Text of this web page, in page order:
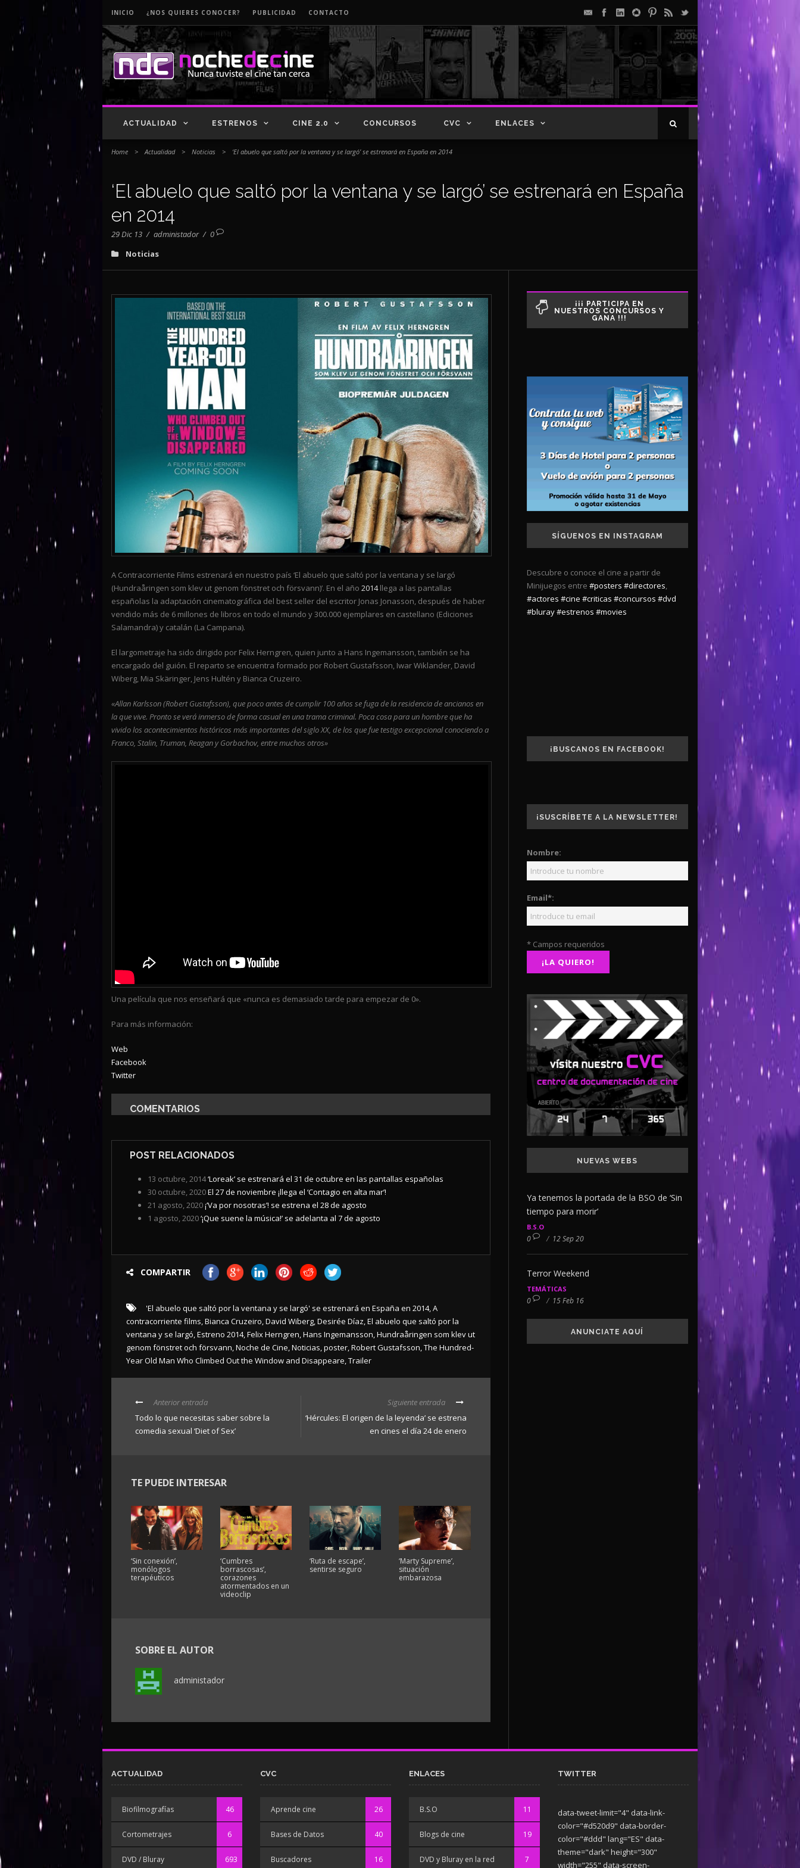
INICIO ¿NOS QUIERES CONOCER? PUBLICIDAD CONTACTO
ACTUALIDAD ESTRENOS CINE 2.0 CONCURSOS CVC ENLACES
Home > Actualidad > Noticias > ‘El abuelo que saltó por la ventana y se largó’ se estrenará en España en 2014
‘El abuelo que saltó por la ventana y se largó’ se estrenará en España
en 2014
29 Dic 13 / administador / 0
Noticias
A Contracorriente Films estrenará en nuestro país ‘El abuelo que saltó por la ventana y se largó
(Hundraåringen som klev ut genom fönstret och försvann)’. En el año 2014llega a las pantallas
españolas la adaptación cinematográfica del best seller del escritor Jonas Jonasson, después de haber
vendido más de 6 millones de libros en todo el mundo y 300.000 ejemplares en castellano (Ediciones
Salamandra) y catalán (La Campana).
El largometraje ha sido dirigido por Felix Herngren, quien junto a Hans Ingemansson, también se ha
encargado del guión. El reparto se encuentra formado por Robert Gustafsson, Iwar Wiklander, David
Wiberg, Mia Skäringer, Jens Hultén y Bianca Cruzeiro.
«Allan Karlsson (Robert Gustafsson), que poco antes de cumplir 100 años se fuga de la residencia de ancianos en
la que vive. Pronto se verá inmerso de forma casual en una trama criminal. Poca cosa para un hombre que ha
vivido los acontecimientos históricos más importantes del siglo XX, de los que fue testigo excepcional conociendo a
Franco, Stalin, Truman, Reagan y Gorbachov, entre muchos otros»
Una película que nos enseñará que «nunca es demasiado tarde para empezar de 0».
Para más información:
Web
Facebook
Twitter
COMENTARIOS
POST RELACIONADOS
13 octubre, 2014‘Loreak’ se estrenará el 31 de octubre en las pantallas españolas
30 octubre, 2020El 27 de noviembre ¡llega el ‘Contagio en alta mar’!
21 agosto, 2020¡’Va por nosotras’! se estrena el 28 de agosto
1 agosto, 2020‘¡Que suene la música!’ se adelanta al 7 de agosto
COMPARTIR
'El abuelo que saltó por la ventana y se largó' se estrenará en España en 2014,A
contracorriente films,Bianca Cruzeiro,David Wiberg,Desirée Díaz,El abuelo que saltó por la
ventana y se largó,Estreno 2014,Felix Herngren,Hans Ingemansson,Hundraåringen som klev ut
genom fönstret och försvann,Noche de Cine,Noticias,poster,Robert Gustafsson,The Hundred-
Year Old Man Who Climbed Out the Window and Disappeare,Trailer
Anterior entrada
Todo lo que necesitas saber sobre la
comedia sexual ‘Diet of Sex’
Siguiente entrada
‘Hércules: El origen de la leyenda’ se estrena
en cines el día 24 de enero
TE PUEDE INTERESAR
‘Sin conexión’,
monólogos
terapéuticos
‘Cumbres
borrascosas’,
corazones
atormentados en un
videoclip
‘Ruta de escape’,
sentirse seguro
‘Marty Supreme’,
situación
embarazosa
SOBRE EL AUTOR
administador
¡¡¡ PARTICIPA EN
NUESTROS CONCURSOS Y
GANA !!!
SÍGUENOS EN INSTAGRAM
Descubre o conoce el cine a partir de
Minijuegos entre #posters #directores,
#actores #cine #criticas #concursos #dvd
#bluray#estrenos #movies
¡BUSCANOS EN FACEBOOK!
¡SUSCRÍBETE A LA NEWSLETTER!
Nombre:
Email*:
* Campos requeridos
NUEVAS WEBS
Ya tenemos la portada de la BSO de ‘Sin
tiempo para morir’
B.S.O
0 / 12 Sep 20
Terror Weekend
TEMÁTICAS
0 / 15 Feb 16
ANUNCIATE AQUÍ
ACTUALIDAD
Biofilmografías 46
Cortometrajes 6
DVD / Bluray 693
CVC
Aprende cine 26
Bases de Datos 40
Buscadores 16
ENLACES
B.S.O 11
Blogs de cine 19
DVD y Bluray en la red 7
TWITTER
data-tweet-limit="4" data-link-
color="#d520d9" data-border-
color="#ddd" lang="ES" data-
theme="dark" height="300"
width="255" data-screen-